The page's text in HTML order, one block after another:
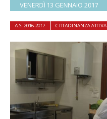
VENERDÌ 13 GENNAIO 2017
A.S. 2016-2017 CITTADINANZA ATTIVA